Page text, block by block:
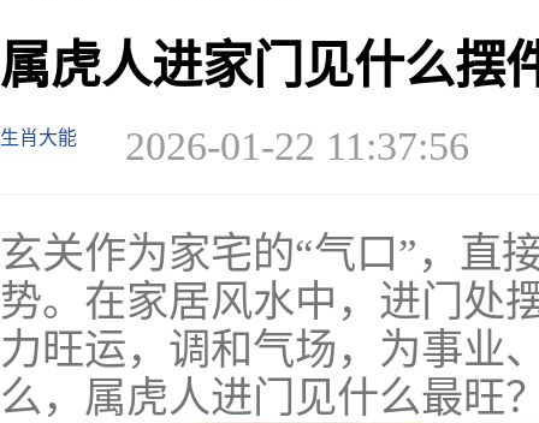
属虎人进家门见什么摆
生肖大能 2026-01-22 11:37:56
玄关作为家宅的“气口”，直
势。在家居风水中，进门处
力旺运，调和气场，为事业
么，属虎人进门见什么最旺